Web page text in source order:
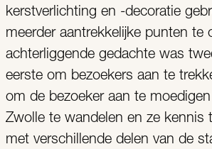
kerstverlichting en -decoratie
meerder aantrekkelijke punten te
achterliggende gedachte was
eerste om bezoekers aan te
om de bezoeker aan te
Zwolle te wandelen en ze kennis
met verschillende delen van de